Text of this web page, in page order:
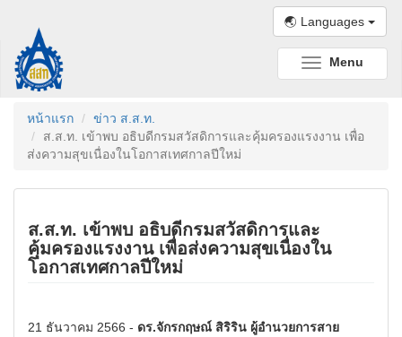
🌏 Languages
Toggle
navigation
Menu
หน้าแรก
ข่าว ส.ส.ท.
ส.ส.ท. เข้าพบ อธิบดีกรมสวัสดิการและคุ้มครองแรงงาน เพื่อ
ส่งความสุขเนื่องในโอกาสเทศกาลปีใหม่
ส.ส.ท. เข้าพบ อธิบดีกรมสวัสดิการและ
คุ้มครองแรงงาน เพื่อส่งความสุขเนื่องใน
โอกาสเทศกาลปีใหม่
21 ธันวาคม 2566 - ดร.จักรกฤษณ์ สิริริน ผู้อำนวยการสาย